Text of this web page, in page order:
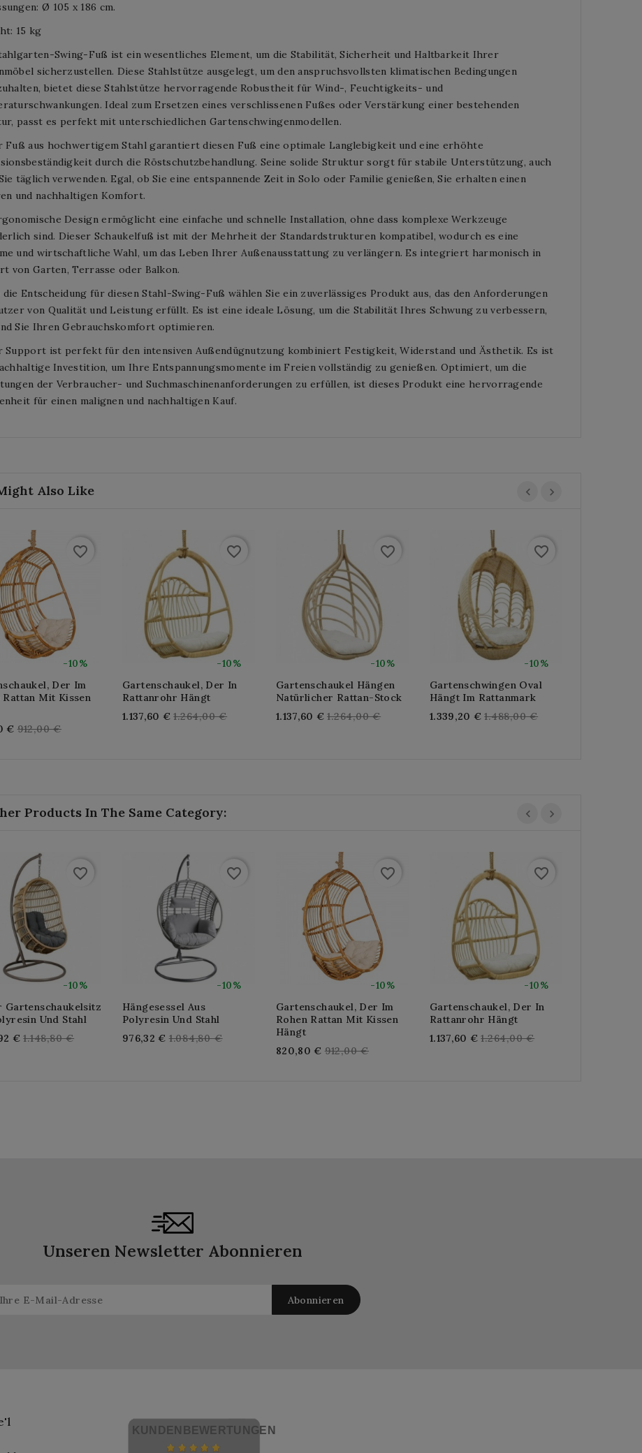
Ø 105 x 186 cm.
15 kg
Swing-Fuß ist ein wesentliches Element, um die Stabilität, Sicherheit und Haltbarkeit Ihrer
sicherzustellen. Diese Stahlstütze ausgelegt, um den anspruchsvollsten klimatischen Bedingungen
bietet diese Stahlstütze hervorragende Robustheit für Wind-, Feuchtigkeits- und
Ideal zum Ersetzen eines verschlissenen Fußes oder Verstärkung einer bestehenden
passt es perfekt mit unterschiedlichen Gartenschwingenmodellen.
Fuß aus hochwertigem Stahl garantiert diesen Fuß eine optimale Langlebigkeit und eine erhöhte
durch die Röstschutzbehandlung. Seine solide Struktur sorgt für stabile Unterstützung, auch
täglich verwenden. Egal, ob Sie eine entspannende Zeit in Solo oder Familie genießen, Sie erhalten einen
und nachhaltigen Komfort.
Design ermöglicht eine einfache und schnelle Installation, ohne dass komplexe Werkzeuge
sind. Dieser Schaukelfuß ist mit der Mehrheit der Standardstrukturen kompatibel, wodurch es eine
und wirtschaftliche Wahl, um das Leben Ihrer Außenausstattung zu verlängern. Es integriert harmonisch in
von Garten, Terrasse oder Balkon.
die Entscheidung für diesen Stahl-Swing-Fuß wählen Sie ein zuverlässiges Produkt aus, das den Anforderungen
von Qualität und Leistung erfüllt. Es ist eine ideale Lösung, um die Stabilität Ihres Schwung zu verbessern,
Sie Ihren Gebrauchskomfort optimieren.
Support ist perfekt für den intensiven Außendügnutzung kombiniert Festigkeit, Widerstand und Ästhetik. Es ist
Investition, um Ihre Entspannungsmomente im Freien vollständig zu genießen. Optimiert, um die
der Verbraucher- und Suchmaschinenanforderungen zu erfüllen, ist dieses Produkt eine hervorragende
für einen malignen und nachhaltigen Kauf.
Also Like
-10%
favorite_border
Der Im
Rattan Mit Kissen
€ Regular
912,00 €
-10%
favorite_border
Gartenschaukel, Der In
Rattanrohr Hängt
1.137,60 € Regular
1.264,00 €
-10%
favorite_border
Gartenschaukel Hängen
Natürlicher Rattan-Stock
1.137,60 € Regular
1.264,00 €
-10%
favorite_border
Gartenschwingen Oval
Hängt Im Rattanmark
1.339,20 € Regular
1.488,00 €
Products In The Same Category:
-10%
favorite_border
Gartenschaukelsitz
Und Stahl
€ Regular
1.148,80 €
-10%
favorite_border
Hängesessel Aus
Polyresin Und Stahl
976,32 € Regular
1.084,80 €
-10%
favorite_border
Gartenschaukel, Der Im
Rohen Rattan Mit Kissen
Hängt
820,80 € Regular
912,00 €
-10%
favorite_border
Gartenschaukel, Der In
Rattanrohr Hängt
1.137,60 € Regular
1.264,00 €
Unseren Newsletter Abonnieren
KUNDENBEWERTUNGEN